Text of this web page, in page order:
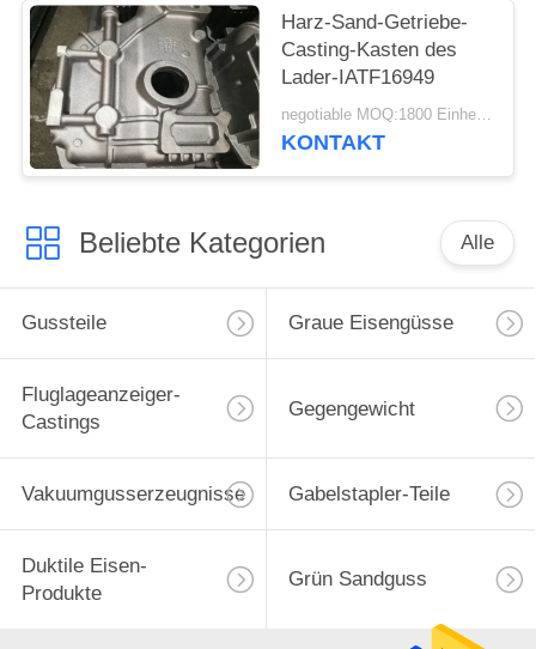
Harz-Sand-Getriebe-
Casting-Kasten des
Lader-IATF16949
negotiable MOQ:1800 Einheiten
KONTAKT
Beliebte Kategorien Alle
Gussteile Graue Eisengüsse
Fluglageanzeiger-
Castings
Gegengewicht
Vakuumgusserzeugnisse Gabelstapler-Teile
Duktile Eisen-
Produkte
Grün Sandguss